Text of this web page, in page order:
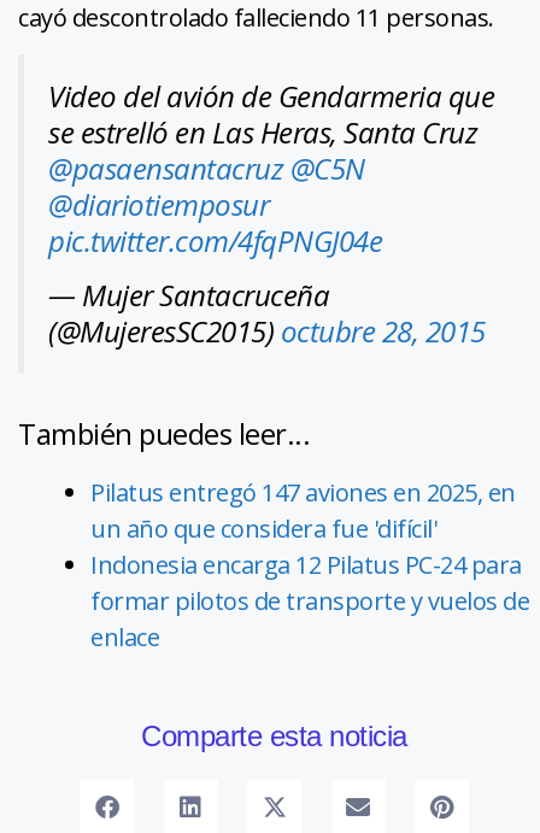
cayó descontrolado falleciendo 11 personas.
Video del avión de Gendarmeria que
se estrelló en Las Heras, Santa Cruz
@pasaensantacruz @C5N
@diariotiemposur
pic.twitter.com/4fqPNGJ04e
— Mujer Santacruceña
(@MujeresSC2015) octubre 28, 2015
También puedes leer...
Pilatus entregó 147 aviones en 2025, en
un año que considera fue 'difícil'
Indonesia encarga 12 Pilatus PC-24 para
formar pilotos de transporte y vuelos de
enlace
Comparte esta noticia